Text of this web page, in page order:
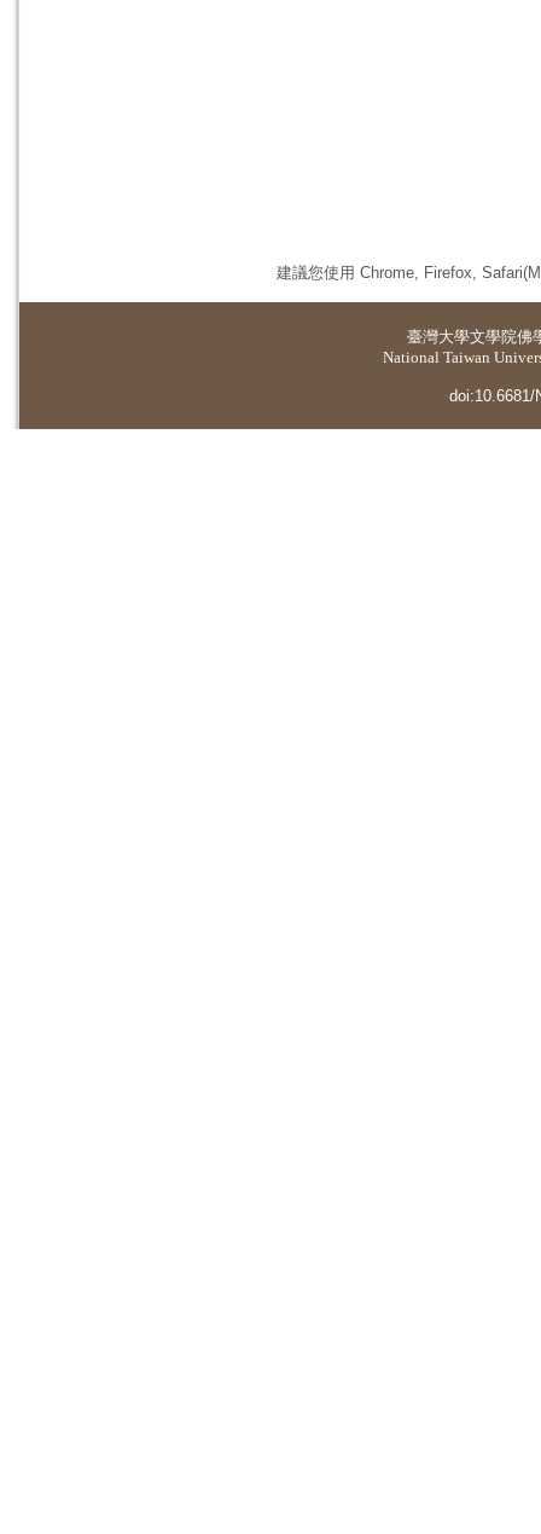
建議您使用 Chrome, Firefox,
臺灣大學文學院佛
National Taiwan
doi:10.6681/